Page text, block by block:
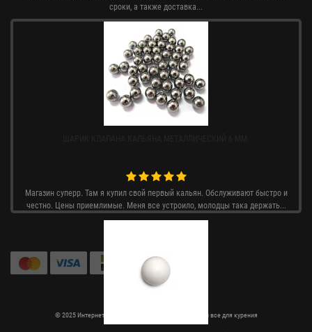
сроки, а также доставка...
Магазин суперр. Там я купил свой первый кальян. Обслуживают быстро и
честно. Цены приемлимые. Меня все устроило, молодцы така держать...
© 2025 Интернет магазин Rtabak.com.ua - кальяны и все для курения